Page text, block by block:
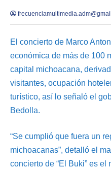
El concierto de Marco
económica de más de 100
capital michoacana,
visitantes, ocupación
turístico, así lo señaló el
Bedolla.
“Se cumplió que fuera un
michoacanas”, detalló el
concierto de “El Buki” es el